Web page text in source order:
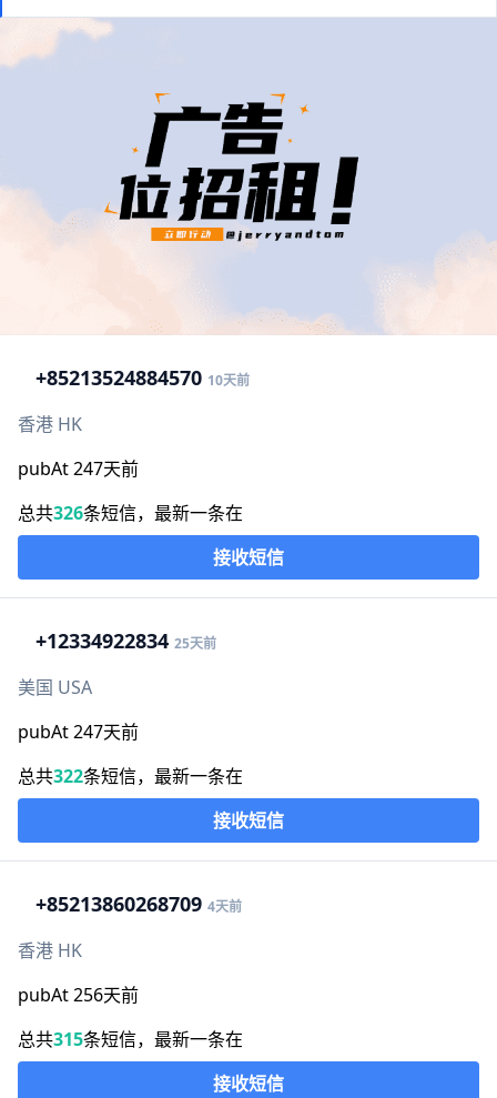
+85213524884570 10天前
香港 HK
pubAt 247天前
总共326条短信，最新一条在
接收短信
+12334922834 25天前
美国 USA
pubAt 247天前
总共322条短信，最新一条在
接收短信
+85213860268709 4天前
香港 HK
pubAt 256天前
总共315条短信，最新一条在
接收短信